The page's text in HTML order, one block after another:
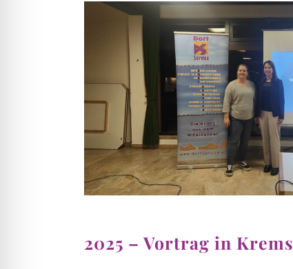
2025 – Vortrag in Krems